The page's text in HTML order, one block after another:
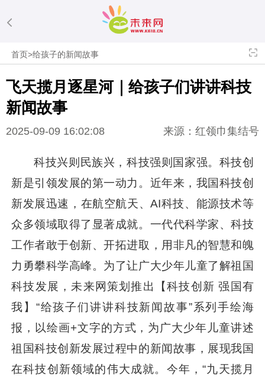
首页>给孩子的新闻故事
飞天揽月逐星河｜给孩子们讲讲科技
新闻故事
2025-09-09 16:02:08 来源：红领巾集结号
科技兴则民族兴，科技强则国家强。科技创
新是引领发展的第一动力。近年来，我国科技创
新发展迅速，在航空航天、AI科技、能源技术等
众多领域取得了显著成就。一代代科学家、科技
工作者敢于创新、开拓进取，用非凡的智慧和魄
力勇攀科学高峰。为了让广大少年儿童了解祖国
科技发展，未来网策划推出【科技创新 强国有
我】“给孩子们讲讲科技新闻故事”系列手绘海
报，以绘画+文字的方式，为广大少年儿童讲述
祖国科技创新发展过程中的新闻故事，展现我国
在科技创新领域的伟大成就。今年，“九天揽月